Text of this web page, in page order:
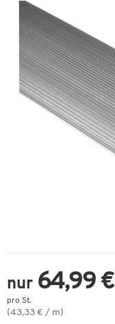
nur 64,99 €
pro St.
(43,33 € / m)